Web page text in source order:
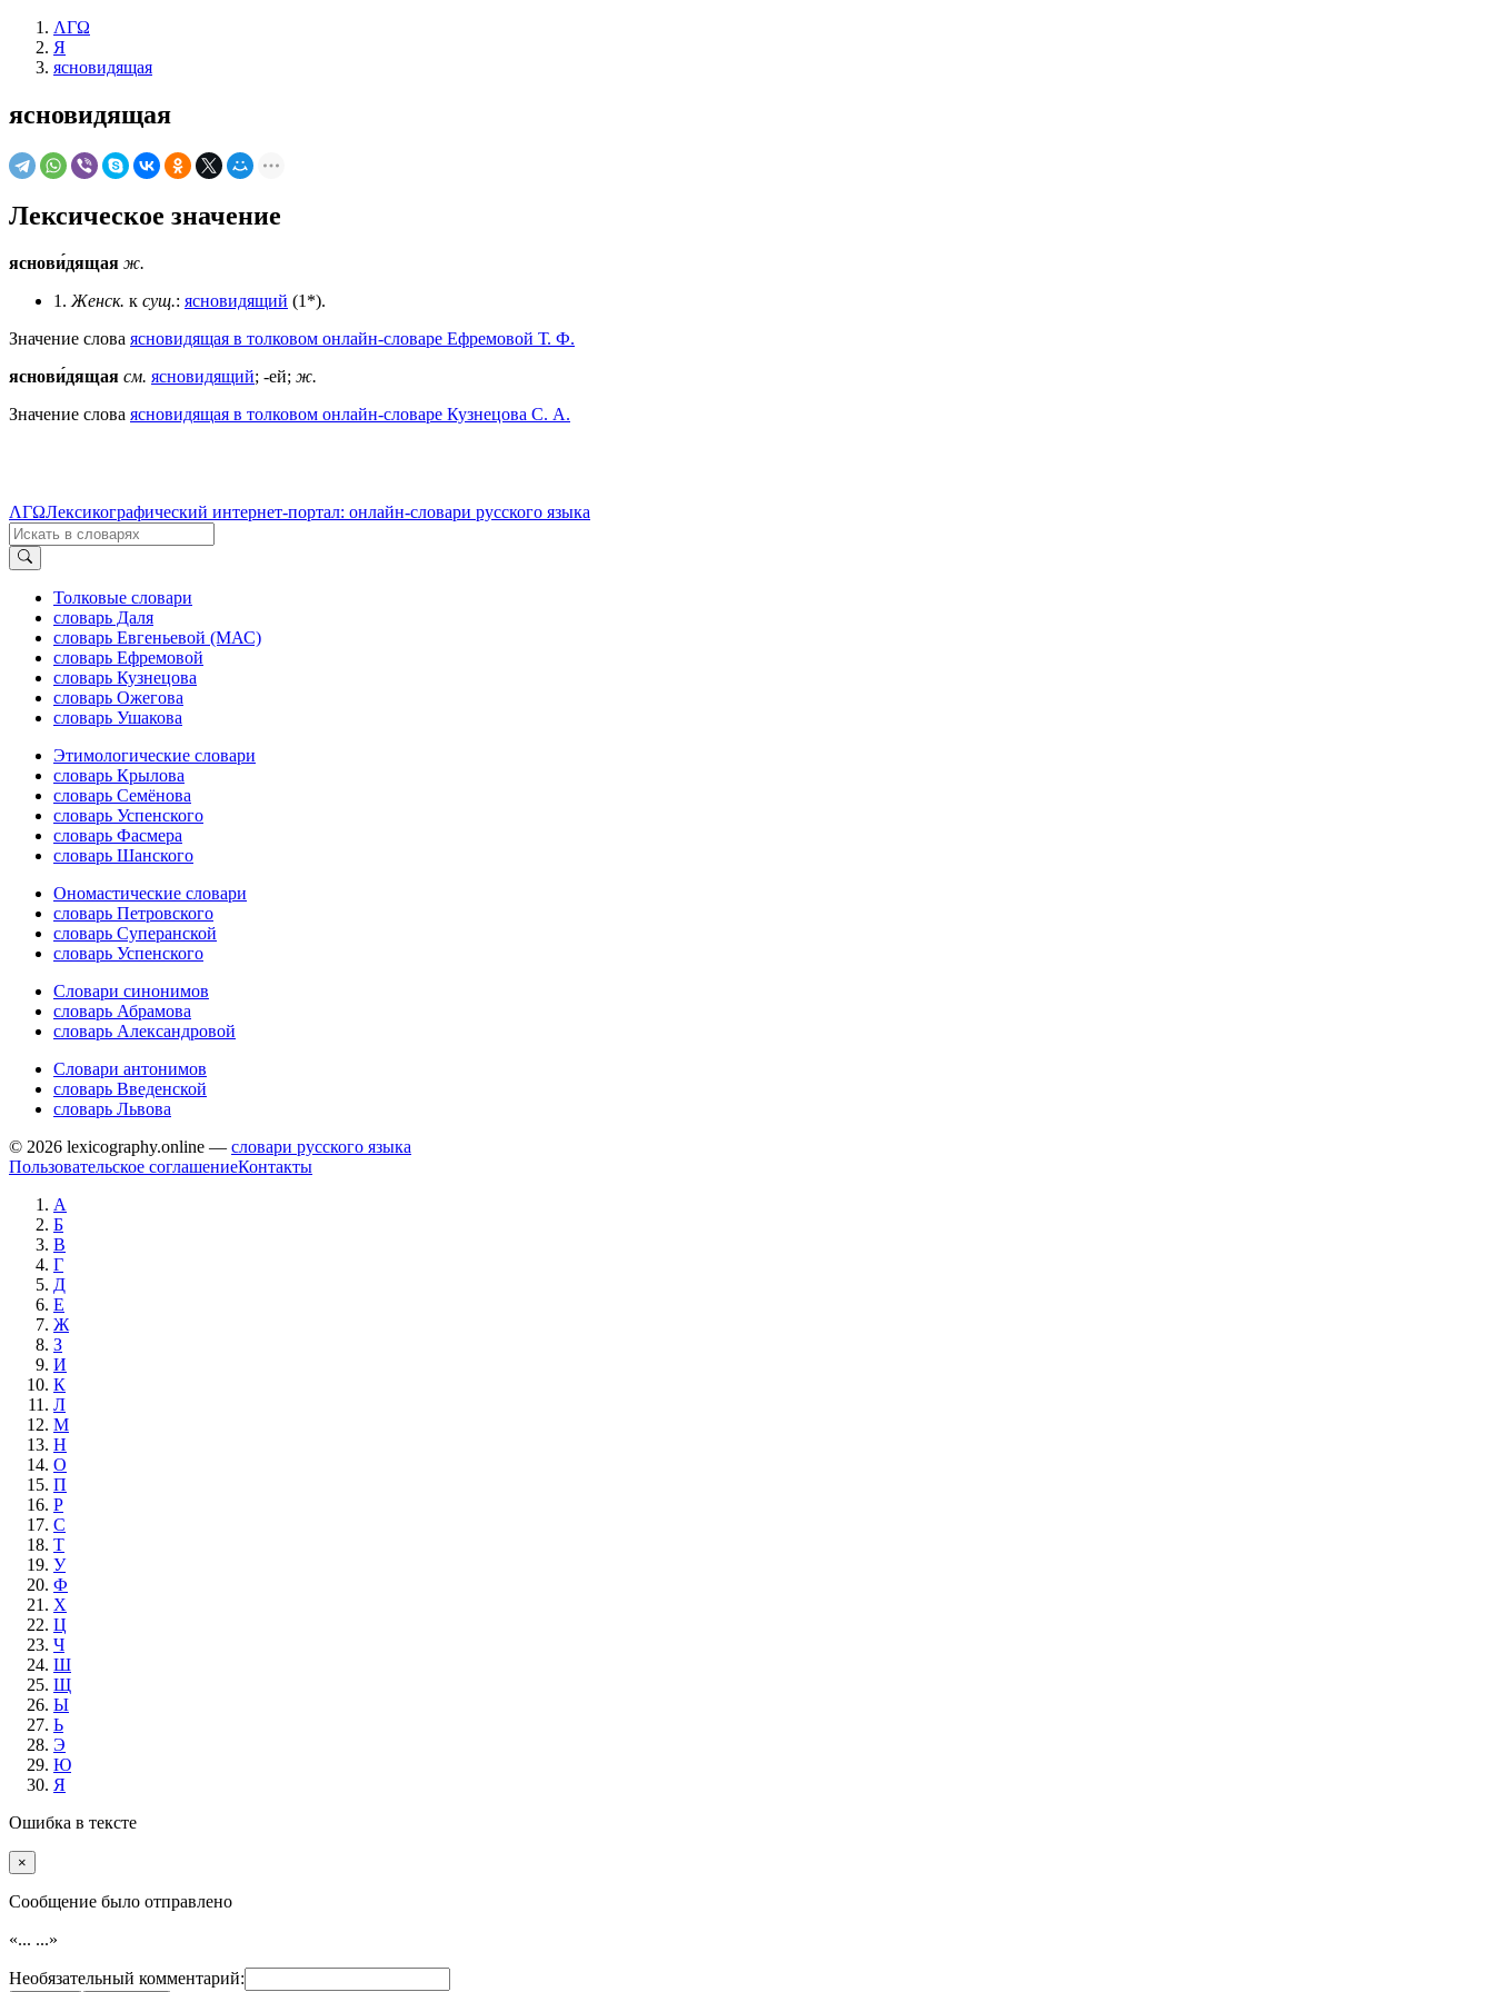
ΛΓΩ
Я
ясновидящая
ясновидящая
Лексическое значение
яснови́дящая ж.
1. Женск. к сущ.: ясновидящий (1*).
Значение слова ясновидящая в толковом онлайн-словаре Ефремовой Т. Ф.
яснови́дящая см. ясновидящий; -ей; ж.
Значение слова ясновидящая в толковом онлайн-словаре Кузнецова С. А.
ΛΓΩЛексикографический интернет-портал: онлайн-словари русского языка
Толковые словари
словарь Даля
словарь Евгеньевой (МАС)
словарь Ефремовой
словарь Кузнецова
словарь Ожегова
словарь Ушакова
Этимологические словари
словарь Крылова
словарь Семёнова
словарь Успенского
словарь Фасмера
словарь Шанского
Ономастические словари
словарь Петровского
словарь Суперанской
словарь Успенского
Словари синонимов
словарь Абрамова
словарь Александровой
Словари антонимов
словарь Введенской
словарь Львова
© 2026 lexicography.online — словари русского языка
Пользовательское соглашениеКонтакты
А
Б
В
Г
Д
Е
Ж
З
И
К
Л
М
Н
О
П
Р
С
Т
У
Ф
Х
Ц
Ч
Ш
Щ
Ы
Ь
Э
Ю
Я
Ошибка в тексте
×
Cообщение было отправлено
«... ...»
Необязательный комментарий: